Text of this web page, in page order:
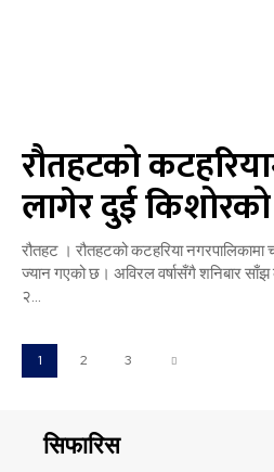
रौतहटको
लागेर दुई
रौतहट । रौतहटको कटहरिया
ज्यान गएको छ। अविरल वर्षासँगै शनिबार साँझ करिब ६ बजे चट्याङ पर्दा वडा नं.
२...
1 2 3
सिफारिस